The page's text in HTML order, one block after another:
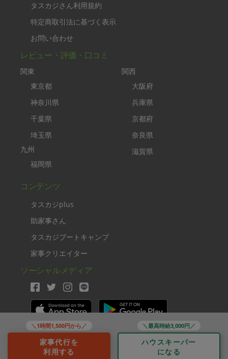
＼1時間1,500円から／
家事代行を
利用する
＼最高時給3,000円／
ハウスキーパー
になる
タスカジさん利用規約
特定商取引法に基づく表示
お問い合わせ
レビュー・評価・口コミ
関東
東京都
神奈川県
千葉県
埼玉県
九州
福岡県
関西
大阪府
兵庫県
京都府
奈良県
滋賀県
コンテンツ
タスカジplus
助家事さん
タスカジブートキャンプ
家事クリエイター
ソーシャルメディア